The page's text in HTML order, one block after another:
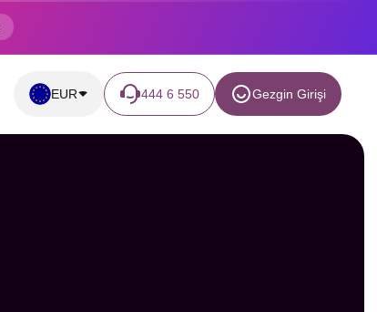
EUR 444 6 550 Gezgin Girişi